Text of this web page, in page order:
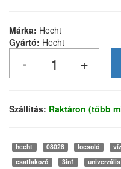
Márka: Hecht
Gyártó: Hecht
Szállítás: Raktáron (több
hecht 08028 locsoló víz
csatlakozó
3in1 univerzális